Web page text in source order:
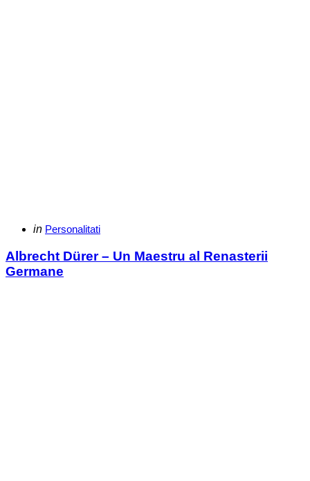
Categories
Posted
in Personalitati
Albrecht Dürer – Un Maestru al Renasterii
Germane